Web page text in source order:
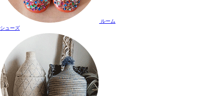
ルーム
シューズ